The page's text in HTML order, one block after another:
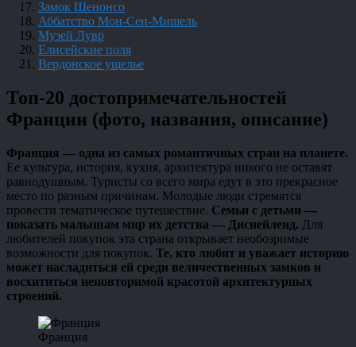
Замок Шенонсо
Аббатство Мон-Сен-Мишель
Музей Лувр
Елисейские поля
Вердонское ущелье
Топ-20 достопримечательностей
Франции (фото, названия, описание)
Франция — одна из самых романтичных стран на планете.
Ее культура, история, кухня, архитектура никого не оставят
равнодушным. Туристы со всего мира едут в это прекрасное
место по разным причинам. Молодые люди стремятся
провести тематическое путешествие. Семьи с детьми —
показать малышам мир их детства — Диснейленд. Для
любителей покупок эта страна открывает необозримые
возможности для покупок. Те, кто любит и уважает историю
может насладиться ей среди величественных замков и
восхититься неповторимой красотой архитектурных
строений.
Франция